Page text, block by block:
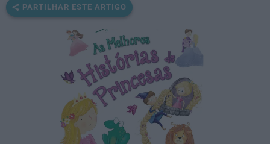
PARTILHAR ESTE ARTIGO